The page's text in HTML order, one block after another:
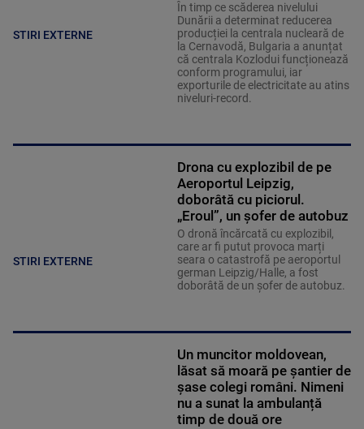
STIRI EXTERNE
În timp ce scăderea nivelului
Dunării a determinat reducerea
producției la centrala nucleară de
la Cernavodă, Bulgaria a anunțat
că centrala Kozlodui funcționează
conform programului, iar
exporturile de electricitate au atins
niveluri-record.
STIRI EXTERNE
Drona cu explozibil de pe
Aeroportul Leipzig,
doborâtă cu piciorul.
„Eroul”, un șofer de autobuz
O dronă încărcată cu explozibil,
care ar fi putut provoca marți
seara o catastrofă pe aeroportul
german Leipzig/Halle, a fost
doborâtă de un șofer de autobuz.
Un muncitor moldovean,
lăsat să moară pe șantier de
șase colegi români. Nimeni
nu a sunat la ambulanță
timp de două ore